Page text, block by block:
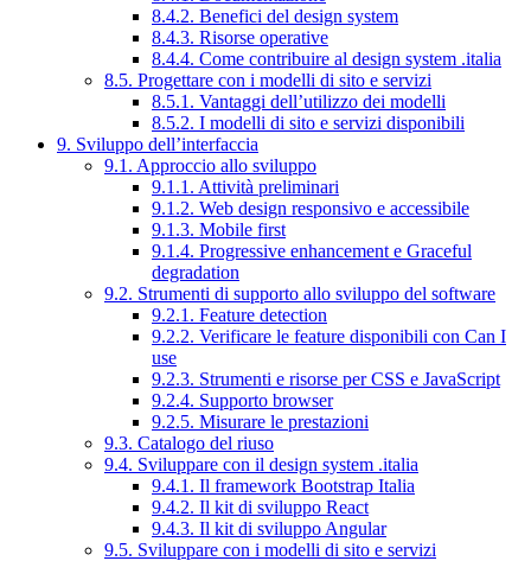
8.4.2. Benefici del design system
8.4.3. Risorse operative
8.4.4. Come contribuire al design system .italia
8.5. Progettare con i modelli di sito e servizi
8.5.1. Vantaggi dell’utilizzo dei modelli
8.5.2. I modelli di sito e servizi disponibili
9. Sviluppo dell’interfaccia
9.1. Approccio allo sviluppo
9.1.1. Attività preliminari
9.1.2. Web design responsivo e accessibile
9.1.3. Mobile first
9.1.4. Progressive enhancement e Graceful
degradation
9.2. Strumenti di supporto allo sviluppo del software
9.2.1. Feature detection
9.2.2. Verificare le feature disponibili con Can I
use
9.2.3. Strumenti e risorse per CSS e JavaScript
9.2.4. Supporto browser
9.2.5. Misurare le prestazioni
9.3. Catalogo del riuso
9.4. Sviluppare con il design system .italia
9.4.1. Il framework Bootstrap Italia
9.4.2. Il kit di sviluppo React
9.4.3. Il kit di sviluppo Angular
9.5. Sviluppare con i modelli di sito e servizi